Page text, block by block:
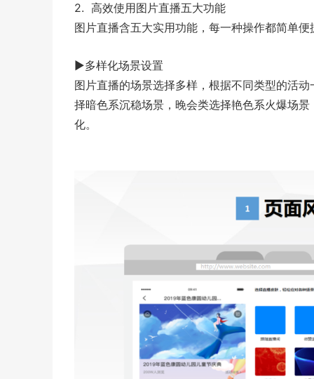
2. 高效使用图片直播五大功能
图片直播含五大实用功能，每一种操作都简单
▶多样化场景设置
图片直播的场景选择多样，根据不同类型的活
择暗色系沉稳场景，晚会类选择艳色系火爆场
化。